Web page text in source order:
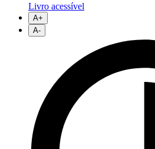
Livro acessível
A+
A-